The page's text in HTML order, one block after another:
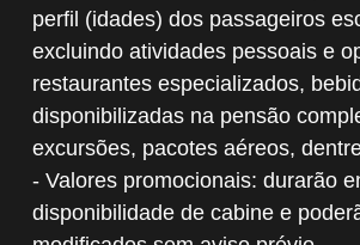
perfil (idades) dos passageiros
excluindo atividades pessoais e
restaurantes especializados,
disponibilizadas na pensão
excursões, pacotes aéreos,
- Valores promocionais: durarão
disponibilidade de cabine e